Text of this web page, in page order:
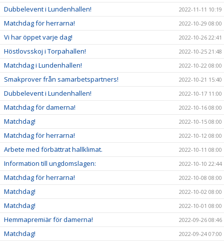
Dubbelevent i Lundenhallen! 2022-11-11 10:19
Matchdag för herrarna! 2022-10-29 08:00
Vi har öppet varje dag! 2022-10-26 22:41
Höstlovsskoj i Torpahallen! 2022-10-25 21:48
Matchdag i Lundenhallen! 2022-10-22 08:00
Smakprover från samarbetspartners! 2022-10-21 15:40
Dubbelevent i Lundenhallen! 2022-10-17 11:00
Matchdag för damerna! 2022-10-16 08:00
Matchdag! 2022-10-15 08:00
Matchdag för herrarna! 2022-10-12 08:00
Arbete med förbättrat hallklimat. 2022-10-11 08:00
Information till ungdomslagen: 2022-10-10 22:44
Matchdag för herrarna! 2022-10-08 08:00
Matchdag! 2022-10-02 08:00
Matchdag! 2022-10-01 08:00
Hemmapremiär för damerna! 2022-09-26 08:46
Matchdag! 2022-09-24 07:00